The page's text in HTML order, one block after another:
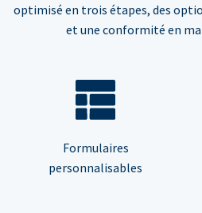
optimisé en trois étapes, des
et une conformité en
Formulaires
personnalisables